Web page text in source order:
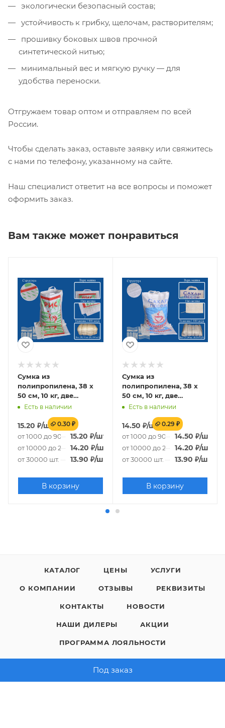
Под заказ
экологически безопасный состав;
устойчивость к грибку, щелочам, растворителям;
прошивку боковых швов прочной
синтетической нитью;
минимальный вес и мягкую ручку — для
удобства переноски.
Отгружаем товар оптом и отправляем по всей
России.
Чтобы сделать заказ, оставьте заявку или свяжитесь
с нами по телефону, указанному на сайте.
Наш специалист ответит на все вопросы и поможет
оформить заказ.
Вам также может понравиться
Сумка из
полипропилена, 38 х
50 см, 10 кг, две
пришивные ручки
Есть в наличии
15.20 ₽/шт. 0.30 ₽
от 1000 до 9000 шт.
15.20 ₽/шт.
от 10000 до 29000 шт.
14.20 ₽/шт.
от 30000 шт. 13.90 ₽/шт.
В корзину
Сумка из
полипропилена, 38 х
50 см, 10 кг, две
пришивные ручки
Есть в наличии
14.50 ₽/шт. 0.29 ₽
от 1000 до 9000 шт.
14.50 ₽/шт.
от 10000 до 29000 шт.
14.20 ₽/шт.
от 30000 шт. 13.90 ₽/шт.
В корзину
КАТАЛОГ ЦЕНЫ УСЛУГИ
О КОМПАНИИ ОТЗЫВЫ РЕКВИЗИТЫ
КОНТАКТЫ НОВОСТИ
НАШИ ДИЛЕРЫ АКЦИИ
ПРОГРАММА ЛОЯЛЬНОСТИ